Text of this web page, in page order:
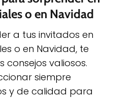
o en Navidad
a tus invitados en
o en Navidad, te
consejos valiosos.
siempre
y de calidad para